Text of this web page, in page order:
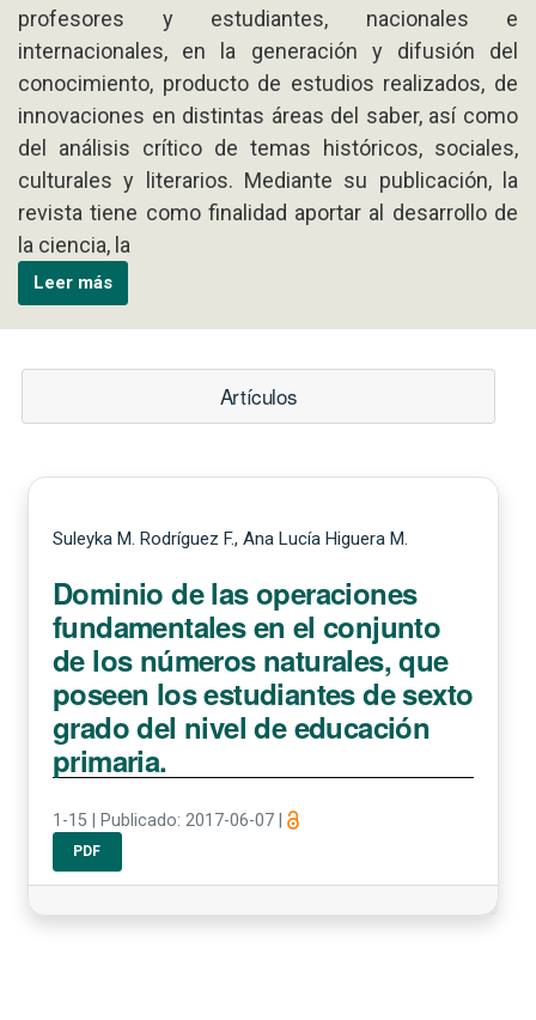
profesores y estudiantes, nacionales e
internacionales, en la generación y difusión del
conocimiento, producto de estudios realizados, de
innovaciones en distintas áreas del saber, así como
del análisis crítico de temas históricos, sociales,
culturales y literarios. Mediante su publicación, la
revista tiene como finalidad aportar al desarrollo de
la ciencia, la
Leer más
Artículos
Suleyka M. Rodríguez F., Ana Lucía Higuera M.
Dominio de las operaciones
fundamentales en el conjunto
de los números naturales, que
poseen los estudiantes de sexto
grado del nivel de educación
primaria.
1-15 Publicado: 2017-06-07
PDF